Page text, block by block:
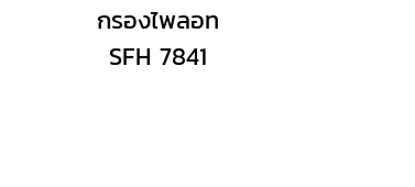
กรองไพลอท
SFH 7841